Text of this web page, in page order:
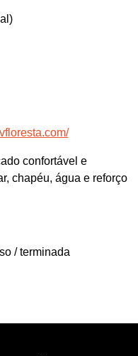
confortável e
chapéu, água e reforço
/ terminada